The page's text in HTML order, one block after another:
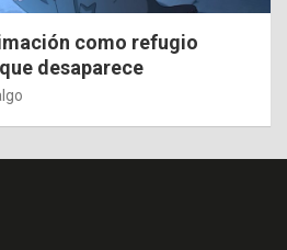
como refugio
desaparece